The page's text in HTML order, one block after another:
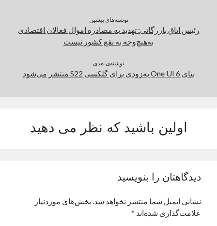
نوشته‌های پیشین
رئیس اتاق بازرگانی: تهدید به مصادره اموال فعالان اقتصادی
به‌هیچ‌وجه به نفع کشور نیست
نوشته‌ی بعدی
بتای One UI 6 به‌زودی برای گلکسی S22 منتشر می‌شود
اولین باشید که نظر می دهید
دیدگاهتان را بنویسید
نشانی ایمیل شما منتشر نخواهد شد. بخش‌های موردنیاز
علامت‌گذاری شده‌اند *